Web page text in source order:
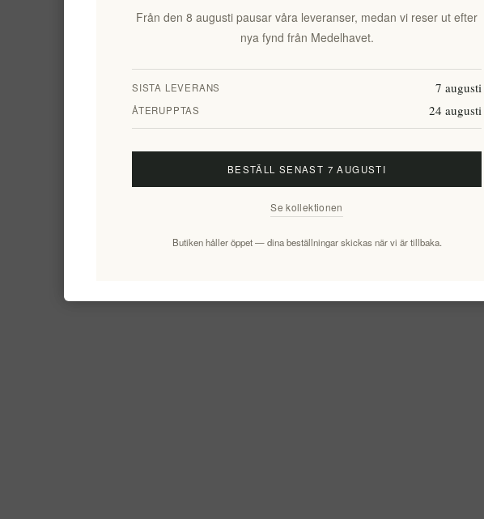
Från den 8 augusti pausar våra leveranser, medan vi reser ut efter
nya fynd från Medelhavet.
SISTA LEVERANS 7 augusti
ÅTERUPPTAS 24 augusti
BESTÄLL SENAST 7 AUGUSTI
Se kollektionen
Butiken håller öppet — dina beställningar skickas när vi är tillbaka.